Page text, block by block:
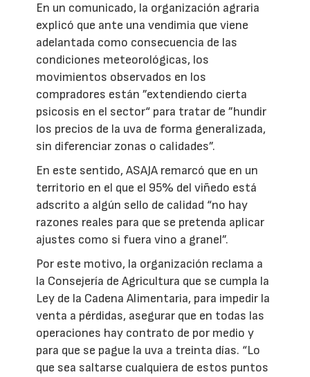
En un comunicado, la organización agraria
explicó que ante una vendimia que viene
adelantada como consecuencia de las
condiciones meteorológicas, los
movimientos observados en los
compradores están ”extendiendo cierta
psicosis en el sector“ para tratar de ”hundir
los precios de la uva de forma generalizada,
sin diferenciar zonas o calidades”.
En este sentido, ASAJA remarcó que en un
territorio en el que el 95% del viñedo está
adscrito a algún sello de calidad “no hay
razones reales para que se pretenda aplicar
ajustes como si fuera vino a granel”.
Por este motivo, la organización reclama a
la Consejería de Agricultura que se cumpla la
Ley de la Cadena Alimentaria, para impedir la
venta a pérdidas, asegurar que en todas las
operaciones hay contrato de por medio y
para que se pague la uva a treinta días. “Lo
que sea saltarse cualquiera de estos puntos